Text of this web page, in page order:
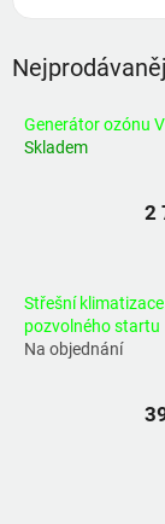
Generátor ozónu
Skladem
2
Střešní
pozvolného startu
Na objednání